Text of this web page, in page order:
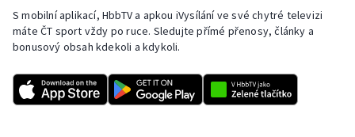
S mobilní aplikací, HbbTV a apkou iVysílání ve své chytré televizi
máte ČT sport vždy po ruce. Sledujte přímé přenosy, články a
bonusový obsah kdekoli a kdykoli.